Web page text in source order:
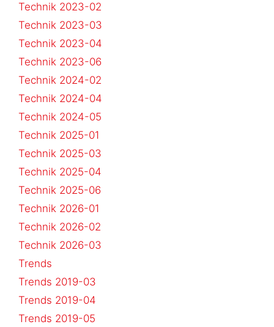
Technik 2023-02
Technik 2023-03
Technik 2023-04
Technik 2023-06
Technik 2024-02
Technik 2024-04
Technik 2024-05
Technik 2025-01
Technik 2025-03
Technik 2025-04
Technik 2025-06
Technik 2026-01
Technik 2026-02
Technik 2026-03
Trends
Trends 2019-03
Trends 2019-04
Trends 2019-05